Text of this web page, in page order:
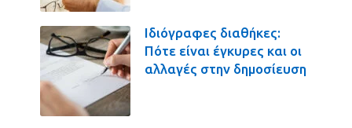
Ιδιόγραφες διαθήκες:
Πότε είναι έγκυρες και οι
αλλαγές στην δημοσίευση